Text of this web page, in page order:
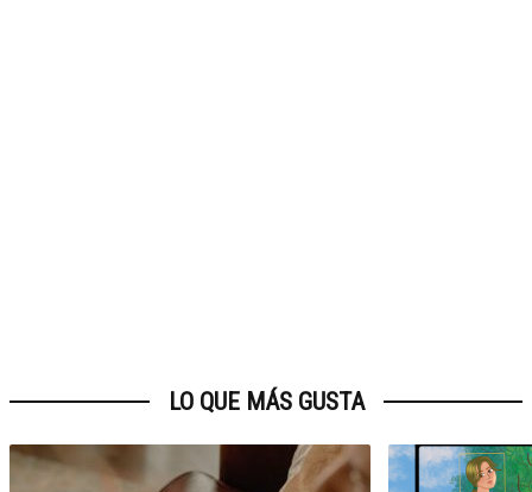
LO QUE MÁS GUSTA